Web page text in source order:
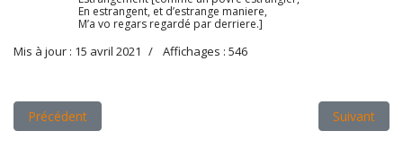
En estrangent, et d’estrange maniere,
M’a vo regars regardé par derriere.]
Mis à jour : 15 avril 2021 Affichages : 546
Article précédent : Rondeau 29 : Sur tous pays de mortier et de
Précédent Article
Suivant